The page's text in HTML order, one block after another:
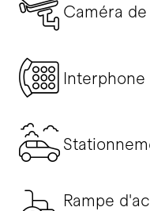
Caméra
Interphone
Rampe